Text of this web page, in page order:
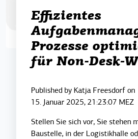
Effizientes
Prozesse
für Non-Desk-
Published by Katja Freesdorfon
15. Januar 2025, 21:23:07 MEZ
Stellen Sie sich vor, Sie stehen
Baustelle, in der Logistikhalle